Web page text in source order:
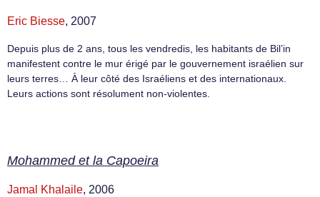
Eric Biesse, 2007
Depuis plus de 2 ans, tous les vendredis, les habitants de Bil’in
manifestent contre le mur érigé par le gouvernement israélien sur
leurs terres… À leur côté des Israéliens et des internationaux.
Leurs actions sont résolument non-violentes.
Mohammed et la Capoeira
Jamal Khalaile, 2006